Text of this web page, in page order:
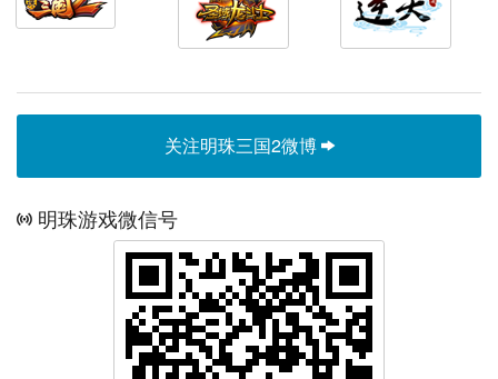
关注明珠三国2微博
明珠游戏微信号